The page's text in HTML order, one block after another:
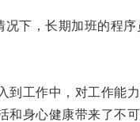
下，长期加班的程序
工作中，对工作能力
身心健康带来了不可